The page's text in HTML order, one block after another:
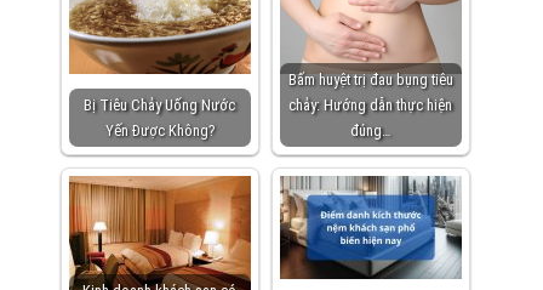
Bị Tiêu Chảy Uống Nước
Yến Được Không?
Bấm huyệt trị đau bụng tiêu
chảy: Hướng dẫn thực hiện
đúng…